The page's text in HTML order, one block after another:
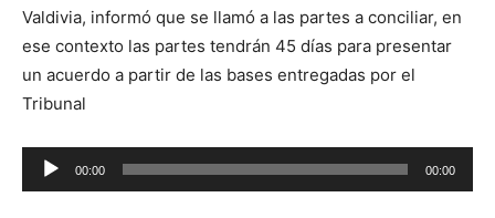
Valdivia, informó que se llamó a las partes a conciliar, en
ese contexto las partes tendrán 45 días para presentar
un acuerdo a partir de las bases entregadas por el
Tribunal
Reproductor
de
00:00 00:00